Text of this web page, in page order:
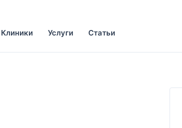
Клиники Услуги Статьи